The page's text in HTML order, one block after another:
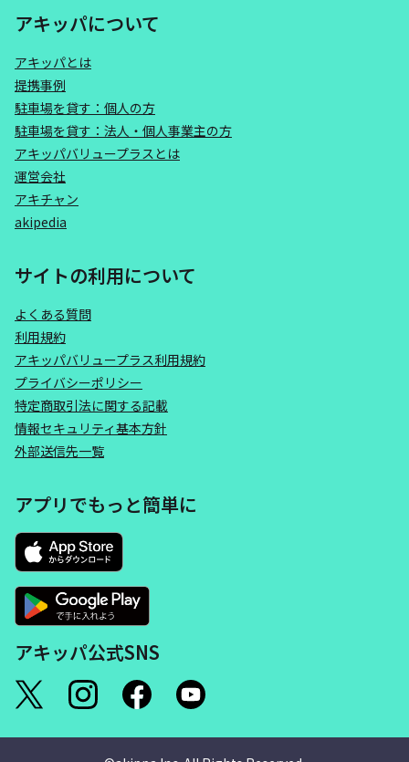
アキッパについて
アキッパとは
提携事例
駐車場を貸す：個人の方
駐車場を貸す：法人・個人事業主の方
アキッパバリュープラスとは
運営会社
アキチャン
akipedia
サイトの利用について
よくある質問
利用規約
アキッパバリュープラス利用規約
プライバシーポリシー
特定商取引法に関する記載
情報セキュリティ基本方針
外部送信先一覧
アプリでもっと簡単に
アキッパ公式SNS